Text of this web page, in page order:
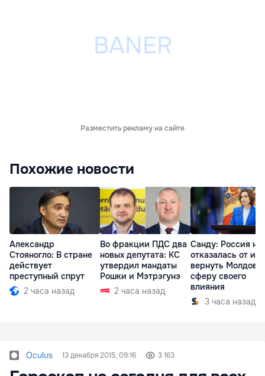
Разместить рекламу на сайте
Похожие новости
Александр
Стояногло: В стране
действует
преступный спрут
2 часа назад
Во фракции ПДС два
новых депутата: КС
утвердил мандаты
Рошки и Мэтрэгунэ
2 часа назад
Санду: Россия не
отказалась от
вернуть Молдову
сферу своего
влияния
3 часа назад
Oculus 13 декабря 2015, 09:16 3 163